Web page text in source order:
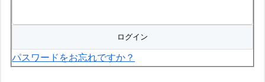
パスワードをお忘れですか？